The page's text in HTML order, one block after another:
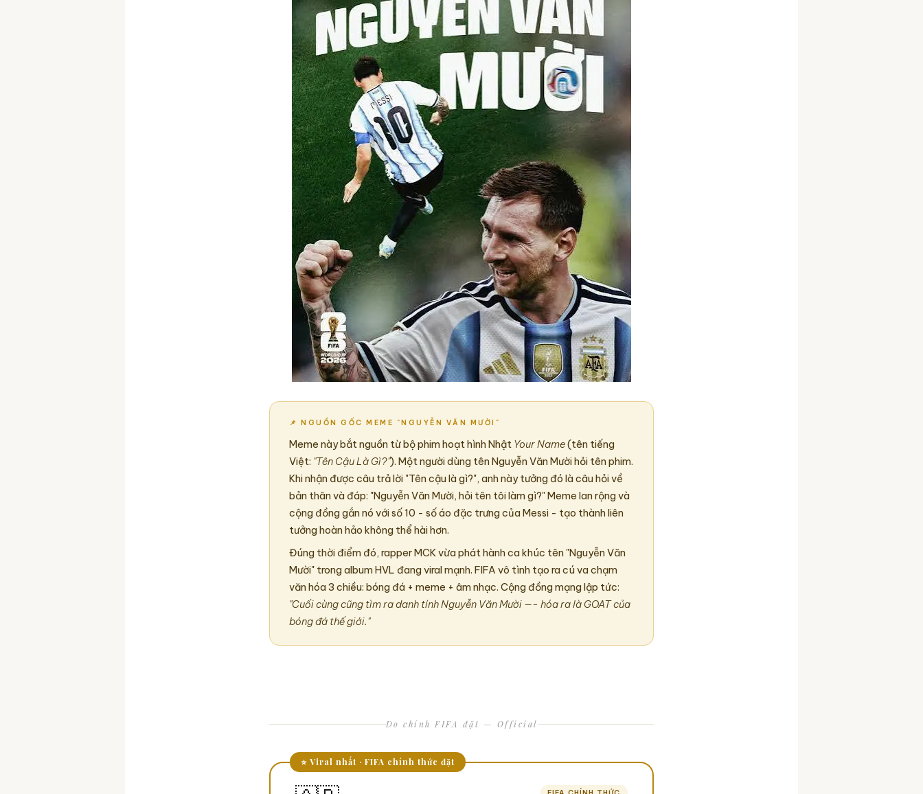
📌 NGUỒN GỐC MEME "NGUYỄN VĂN MƯỜI"
Meme này bắt nguồn từ bộ phim hoạt hình Nhật Your Name(tên tiếng
Việt: "Tên Cậu Là Gì?"). Một người dùng tên Nguyễn Văn Mười hỏi tên phim.
Khi nhận được câu trả lời "Tên cậu là gì?", anh này tưởng đó là câu hỏi về
bản thân và đáp: "Nguyễn Văn Mười, hỏi tên tôi làm gì?" Meme lan rộng và
cộng đồng gắn nó với số 10 - số áo đặc trưng của Messi - tạo thành liên
tưởng hoàn hảo không thể hài hơn.
Đúng thời điểm đó, rapper MCK vừa phát hành ca khúc tên "Nguyễn Văn
Mười" trong album HVL đang viral mạnh. FIFA vô tình tạo ra cú va chạm
văn hóa 3 chiều: bóng đá + meme + âm nhạc. Cộng đồng mạng lập tức:
"Cuối cùng cũng tìm ra danh tính Nguyễn Văn Mười —- hóa ra là GOAT của
bóng đá thế giới."
Do chính FIFA đặt — Official
⭐ Viral nhất · FIFA chính thức đặt